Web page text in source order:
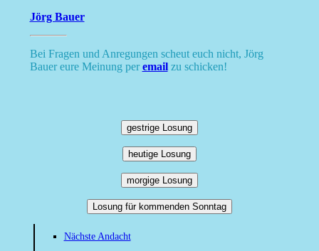
Jörg Bauer
Bei Fragen und Anregungen scheut euch nicht, Jörg
Bauer eure Meinung peremailzu schicken!
gestrige Losung
heutige Losung
morgige Losung
Losung für kommenden Sonntag
Nächste Andacht